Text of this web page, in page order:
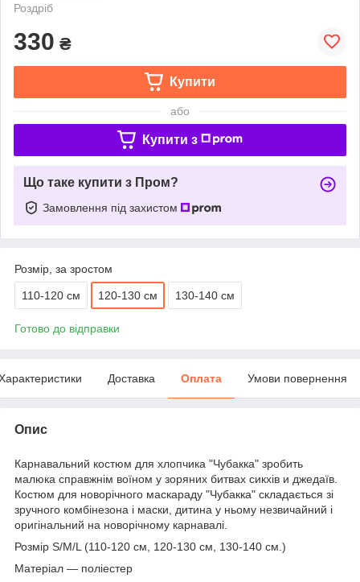
Роздріб
330 ₴
Купити
або
Купити з
Що таке купити з Пром?
Замовлення під захистом
Розмір, за зростом
110-120 см 120-130 см 130-140 см
Готово до відправки
Доставка Оплата Умови повернення
Опис
Карнавальний костюм для хлопчика "Чубакка" зробить
малюка справжнім воїном у зоряних битвах сикхів и джедаїв.
Костюм для новорічного маскараду "Чубакка" складається зі
зручного комбінезона і маски, дитина у ньому незвичайний і
оригінальний на новорічному карнавалі.
Розмір S/M/L (110-120 см, 120-130 см, 130-140 см.)
Матеріал — поліестер